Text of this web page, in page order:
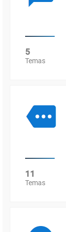
5
Temas
11
Temas